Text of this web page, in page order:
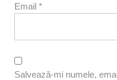
Email *
Salvează-mi numele,